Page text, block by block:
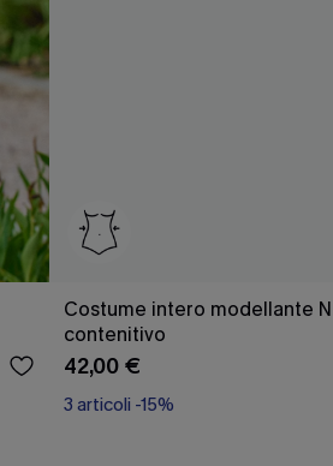
Costume intero modellante
contenitivo
42,00 €
3 articoli -15%